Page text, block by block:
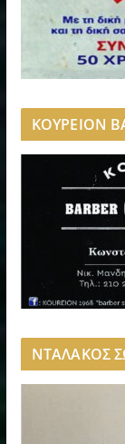
ΚΟΥΡΕΙΟΝ
ΝΤΑΛΑΚΟΣ